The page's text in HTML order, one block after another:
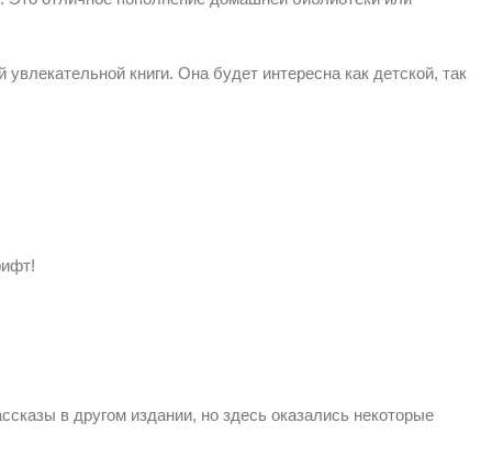
книги. Она будет интересна как детской, так
в другом издании, но здесь оказались некоторые